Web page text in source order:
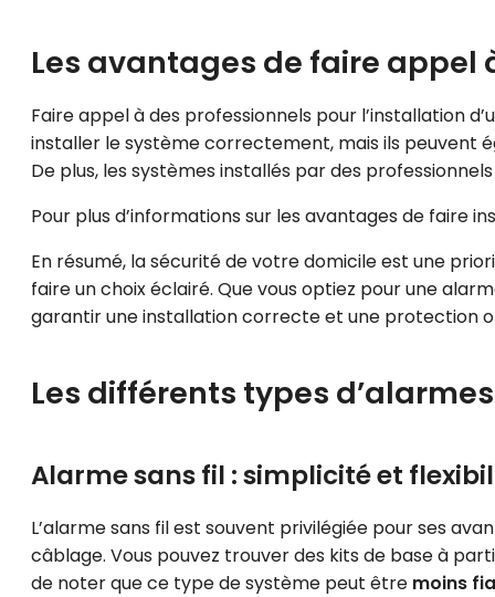
Les avantages de faire appel
Faire appel à des professionnels pour l’installation
installer le système correctement, mais ils peuvent
De plus, les systèmes installés par des
Pour plus d’informations sur les avantages de faire
En résumé, la sécurité de votre domicile est une
faire un choix éclairé. Que vous optiez pour une
garantir une installation correcte et une protection
Les différents types
Alarme sans fil : simplicité et
L’alarme sans fil est souvent privilégiée pour ses
câblage. Vous pouvez trouver des kits de base à
de noter que ce type de système peut être moins